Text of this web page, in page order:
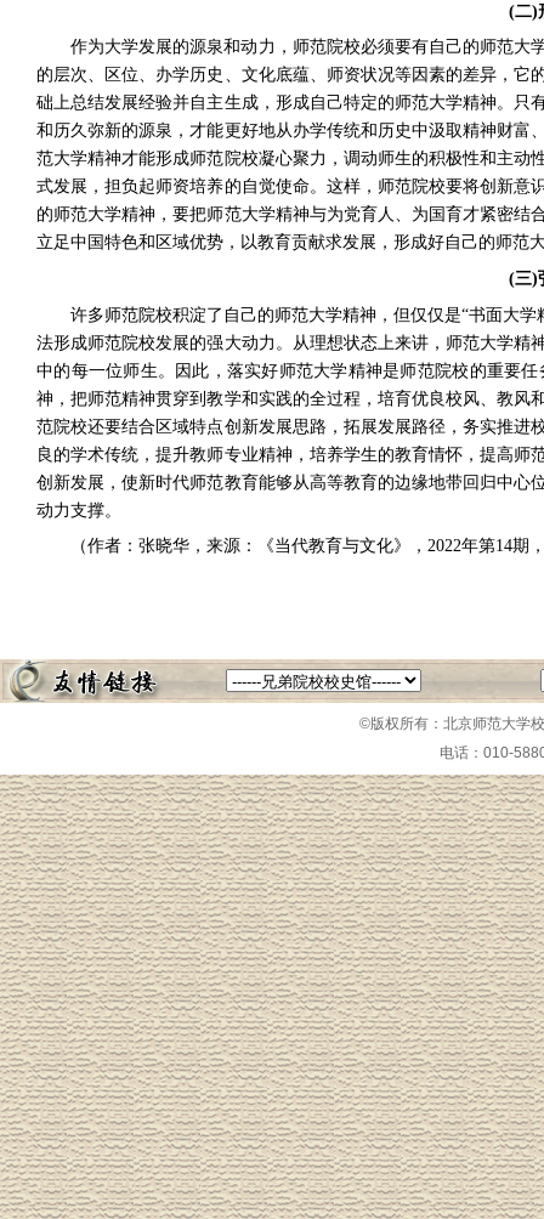
(二)
作为大学发展的源泉和动力，师范院校必须要有自己的师范
的层次、区位、办学历史、文化底蕴、师资状况等因素的差异，
础上总结发展经验并自主生成，形成自己特定的师范大学精神。
和历久弥新的源泉，才能更好地从办学传统和历史中汲取精神财
范大学精神才能形成师范院校凝心聚力，调动师生的积极性和主
式发展，担负起师资培养的自觉使命。这样，师范院校要将创新
的师范大学精神，要把师范大学精神与为党育人、为国育才紧密
立足中国特色和区域优势，以教育贡献求发展，形成好自己的师范
(三)
许多师范院校积淀了自己的师范大学精神，但仅仅是“书面大学
法形成师范院校发展的强大动力。从理想状态上来讲，师范大学
中的每一位师生。因此，落实好师范大学精神是师范院校的重要
神，把师范精神贯穿到教学和实践的全过程，培育优良校风、教
范院校还要结合区域特点创新发展思路，拓展发展路径，务实推
良的学术传统，提升教师专业精神，培养学生的教育情怀，提高
创新发展，使新时代师范教育能够从高等教育的边缘地带回归中
动力支撑。
（作者：张晓华，来源：《当代教育与文化》， 2022年第14期
©版权所有：北京师范大学
电话：010-